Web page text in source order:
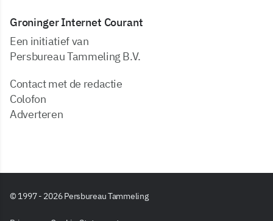
Groninger Internet Courant
Een initiatief van
Persbureau Tammeling B.V.
Contact met de redactie
Colofon
Adverteren
© 1997 - 2026 Persbureau Tammeling